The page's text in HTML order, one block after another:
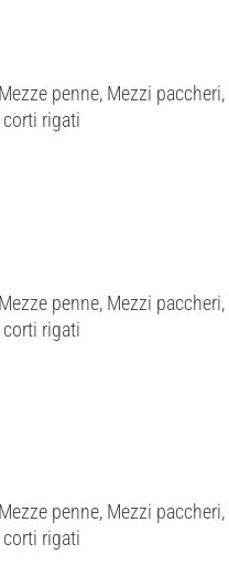
penne, Mezzi
corti rigati
penne, Mezzi
corti rigati
penne, Mezzi
corti rigati